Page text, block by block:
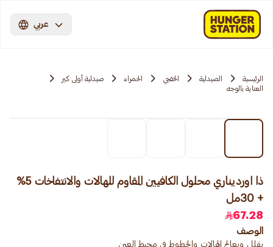
عربي
الرئيسية الصيدلية الخفجي الحمراء
صيدلية أولى كير
العناية بالوجه
ذا اورديناري محلول الكافيين المقاوم للهالات والانتفاخات 5%
+ 30مل
67.28
الوصف
يقلل ويعالج الهالات والخطوط في محيط العين